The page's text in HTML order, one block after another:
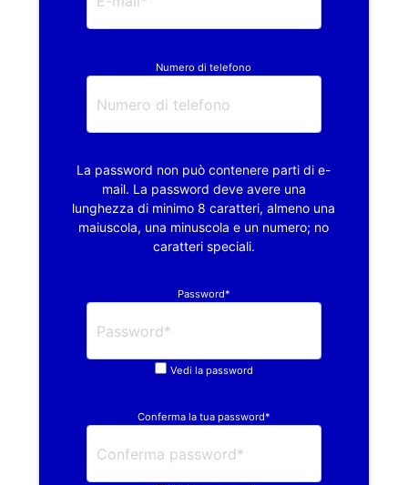
Numero di telefono
La password non può contenere parti di e-
mail. La password deve avere una
lunghezza di minimo 8 caratteri, almeno una
maiuscola, una minuscola e un numero; no
caratteri speciali.
Password*
Vedi la password
Conferma la tua password*